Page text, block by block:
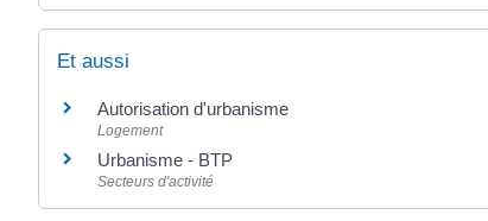
Et aussi
Autorisation d'urbanisme
Logement
Urbanisme - BTP
Secteurs d'activité